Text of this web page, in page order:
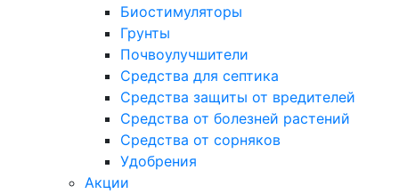
Биостимуляторы
Грунты
Почвоулучшители
Средства для септика
Средства защиты от вредителей
Средства от болезней растений
Средства от сорняков
Удобрения
Акции